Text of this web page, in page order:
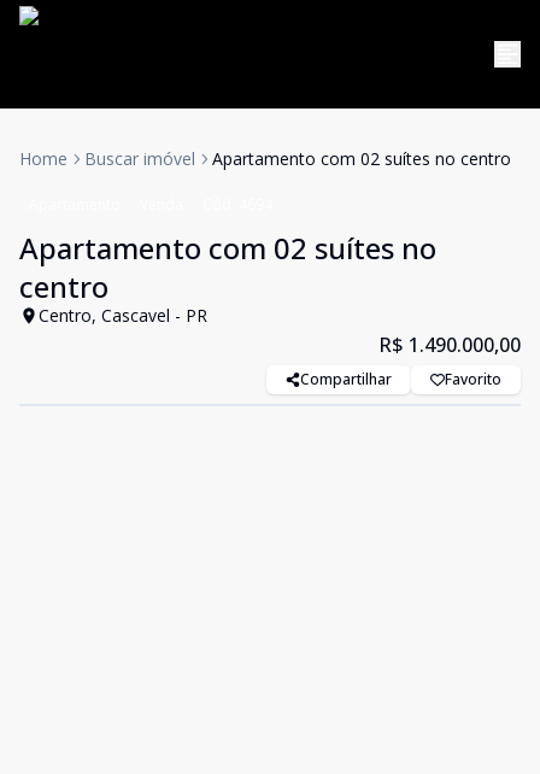
Home Buscar imóvel Apartamento com 02 suítes no centro
Apartamento com 02 suítes no
centro
Centro, Cascavel - PR
R$ 1.490.000,00
Compartilhar Favorito